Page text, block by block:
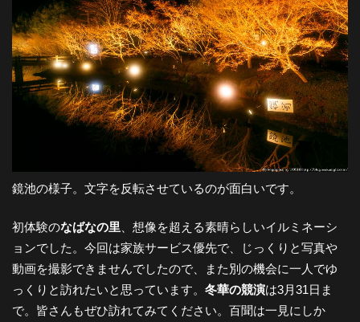
鏡池の様子。文字を反転させているのが面白いです。
初体験のなばなの里 、想像を超える素晴らしいイルミネーシ
ョンでした。今回は家族サービス優先で、じっくりと写真や
動画を撮影できませんでしたので、また別の機会に一人でゆ
っくりと訪れたいと思っています。 冬華の競演は3月31日ま
で。皆さんもぜひ訪れてみてください。百聞は一見にしか